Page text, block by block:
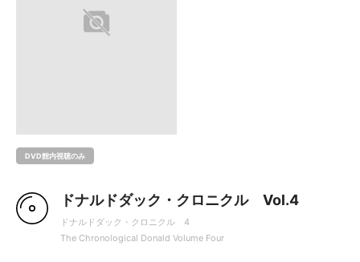
DVD館内視聴のみ
ドナルドダック・クロニクル Vol.4
ドナルドダック・クロニクル 4
The Chronological Donald Volume Four